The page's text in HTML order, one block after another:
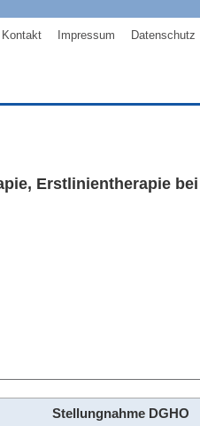
Kontakt Impressum Datenschutz
Erstlinientherapie
Stellungnahme DGHO